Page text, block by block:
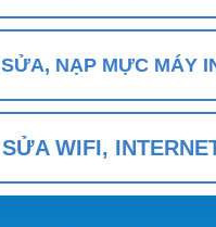
SỬA, NẠP MỰC MÁY
SỬA WIFI,